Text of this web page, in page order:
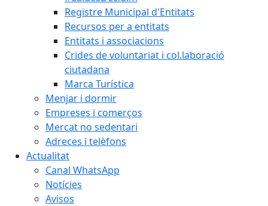
Registre Municipal d'Entitats
Recursos per a entitats
Entitats i associacions
Crides de voluntariat i col.laboració
ciutadana
Marca Turística
Menjar i dormir
Empreses i comerços
Mercat no sedentari
Adreces i telèfons
Actualitat
Canal WhatsApp
Notícies
Avisos